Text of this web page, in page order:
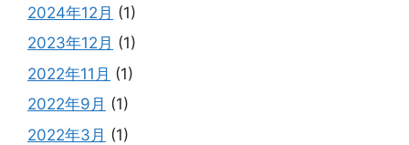
効
果
が
あ
る！
よ
り
効
果
的
に
2024年12月 (1)
2023年12月 (1)
2022年11月 (1)
2022年9月 (1)
2022年3月 (1)